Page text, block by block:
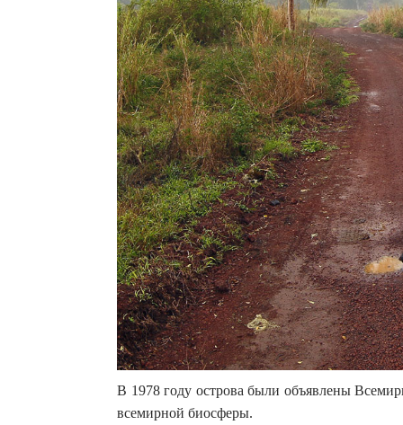
В 1978 году острова были объявлены
всемирной биосферы.